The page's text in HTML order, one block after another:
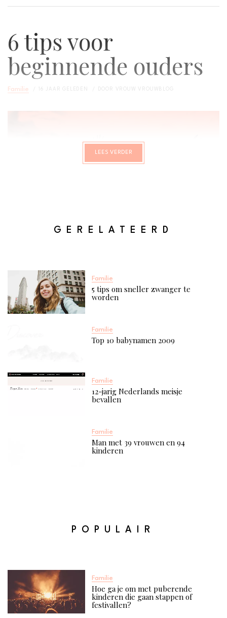
6 tips voor
beginnende ouders
Familie 16 JAAR GELEDEN DOOR VROUW VROUWBLOG
LEES VERDER
GERELATEERD
Familie
5 tips om sneller zwanger te
worden
Familie
Top 10 babynamen 2009
Familie
12-jarig Nederlands meisje
bevallen
Familie
Man met 39 vrouwen en 94
kinderen
POPULAIR
Familie
Hoe ga je om met puberende
kinderen die gaan stappen of
festivallen?